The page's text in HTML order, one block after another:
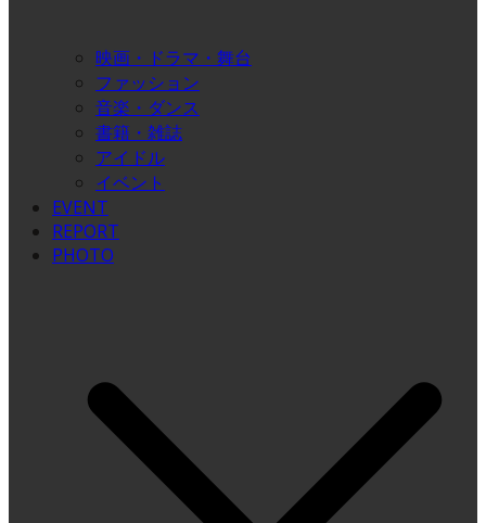
映画・ドラマ・舞台
ファッション
音楽・ダンス
書籍・雑誌
アイドル
イベント
EVENT
REPORT
PHOTO